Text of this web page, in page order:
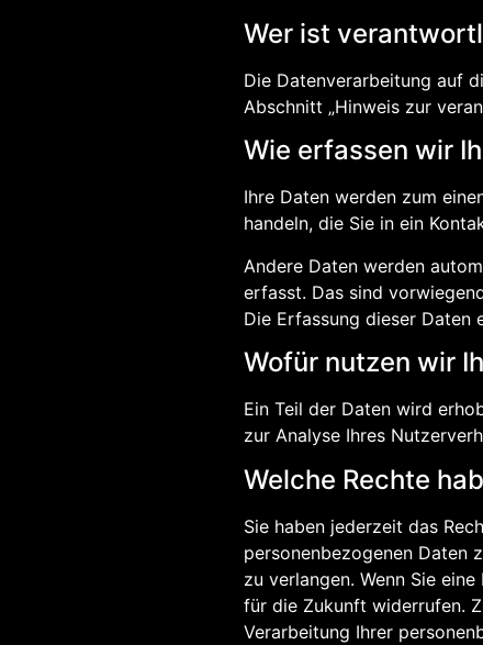
Wer ist
Die Datenverarbeitung auf
Abschnitt „Hinweis zur
Wie erfassen wir
Ihre Daten werden zum
handeln, die Sie in ein
Andere Daten werden
erfasst. Das sind
Die Erfassung dieser Daten
Wofür nutzen wir
Ein Teil der Daten wird
zur Analyse Ihres
Welche Rechte
Sie haben jederzeit das
personenbezogenen Daten
zu verlangen. Wenn Sie
für die Zukunft widerrufen.
Verarbeitung Ihrer